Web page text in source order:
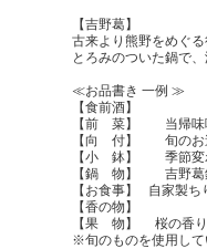
【吉野葛】
古来より熊野をめぐ
とろみのついた鍋で
≪お品書き 一例 ≫
【食前酒】
【前 菜】 当帰味
【向 付】 旬のお
【小 鉢】 季節変
【鍋 物】 吉野葛
【お食事】 自家製
【香の物】
【果 物】 桜の香り
※旬のものを使用して